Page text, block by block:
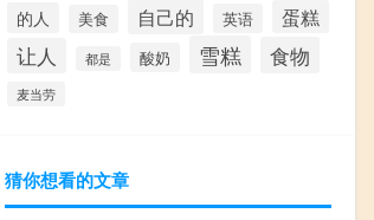
的人
美食 自己的 英语 蛋糕
让人 都是 酸奶 雪糕 食物
麦当劳
猜你想看的文章